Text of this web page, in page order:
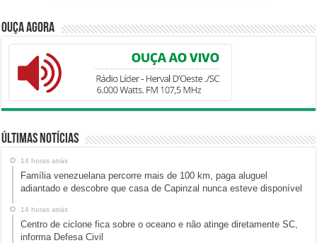
Ouça Agora
Últimas Notícias
14 horas atrás
Família venezuelana percorre mais de 100 km, paga aluguel
adiantado e descobre que casa de Capinzal nunca esteve disponível
14 horas atrás
Centro de ciclone fica sobre o oceano e não atinge diretamente SC,
informa Defesa Civil